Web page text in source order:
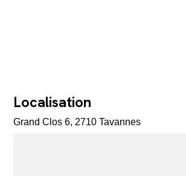
Localisation
Grand Clos 6, 2710 Tavannes